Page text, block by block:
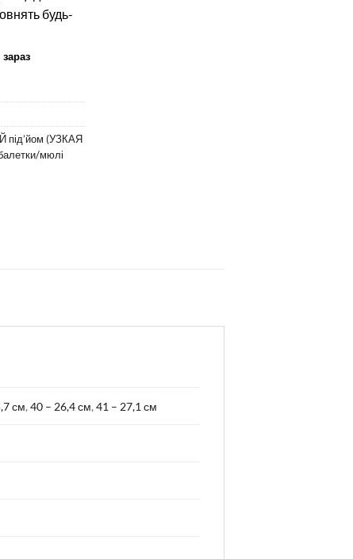
будь-
зараз
(УЗКАЯ
мюлі
см,40 – 26,4 см,41 – 27,1 см